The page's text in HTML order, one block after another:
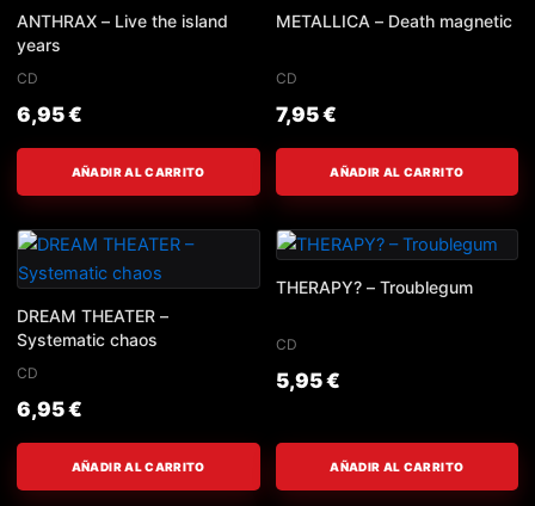
ANTHRAX – Live the island
years
CD
6,95€
AÑADIR AL CARRITO
METALLICA – Death magnetic
CD
7,95€
AÑADIR AL CARRITO
DREAM THEATER –
Systematic chaos
CD
6,95€
AÑADIR AL CARRITO
THERAPY? – Troublegum
CD
5,95€
AÑADIR AL CARRITO